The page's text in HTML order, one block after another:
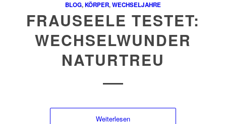
BLOG,KÖRPER,WECHSELJAHRE
FRAUSEELE TESTET:
WECHSELWUNDER
NATURTREU
Weiterlesen